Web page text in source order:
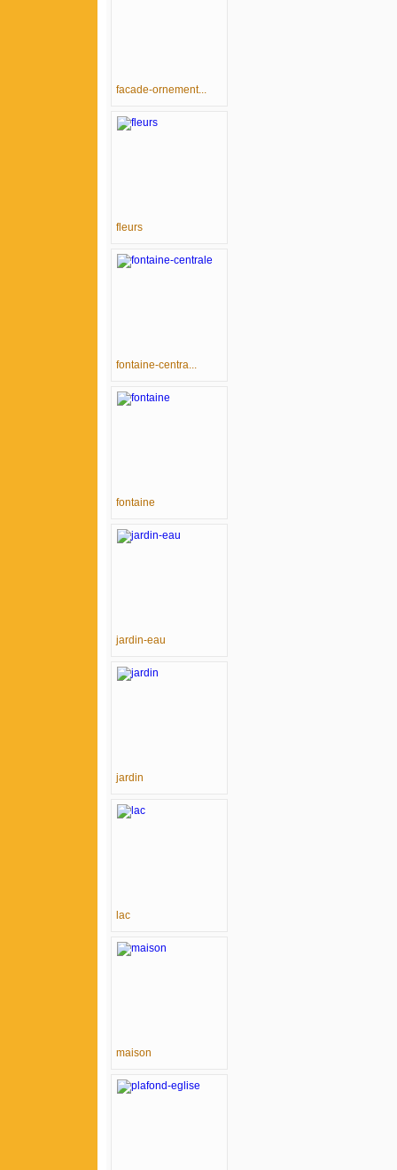
facade-ornement...
fleurs
fontaine-centra...
fontaine
jardin-eau
jardin
lac
maison